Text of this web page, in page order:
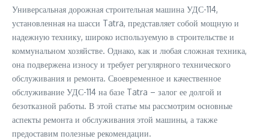
Универсальная дорожная строительная машина УДС-114,
установленная на шасси Tatra, представляет собой мощную и
надежную технику, широко используемую в строительстве и
коммунальном хозяйстве. Однако, как и любая сложная техника,
она подвержена износу и требует регулярного технического
обслуживания и ремонта. Своевременное и качественное
обслуживание УДС-114 на базе Tatra – залог ее долгой и
безотказной работы. В этой статье мы рассмотрим основные
аспекты ремонта и обслуживания этой машины, а также
предоставим полезные рекомендации.